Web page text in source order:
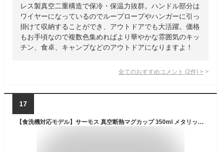
レス製真空二重構造で保冷・保温力抜群。ハンドル部分は
ワイヤーになっているのでループロープやハンガーに引っ
掛けて収納することができ、アウトドアでも大活躍。価格
もお手頃なので複数色集めればより華やかな雰囲気のキッ
チン、食卓、キャンプなどのアウトドアになりますよ！
全てのおすすめコメント (2件) >
17
【食洗機対応モデル】サーモス 真空断熱マグカップ 350ml メタリックグレー JDS-350 MGY